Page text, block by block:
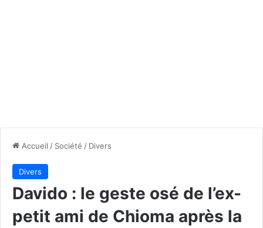
Accueil / Société / Divers
Divers
Davido : le geste osé de l’ex-
petit ami de Chioma après la